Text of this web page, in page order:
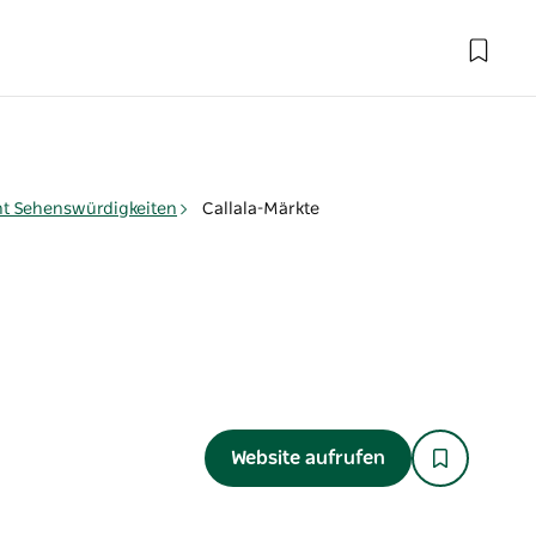
Sehenswürdigkeiten Callala-Märkte
Website aufrufen